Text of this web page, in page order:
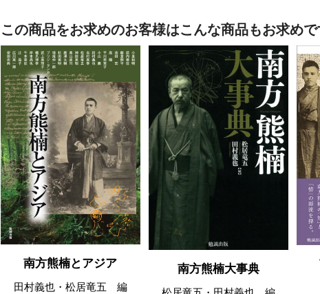
この商品をお求めのお客様はこんな商品もお求めで
南方熊楠とアジア
田村義也・松居竜五 編
南方熊楠大事典